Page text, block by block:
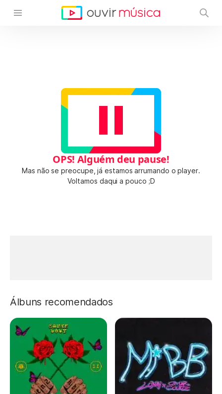
OPS! Alguém deu pause!
Mas não se preocupe, já estamos arrumando o player.
Voltamos daqui a pouco ;D
Álbuns recomendados